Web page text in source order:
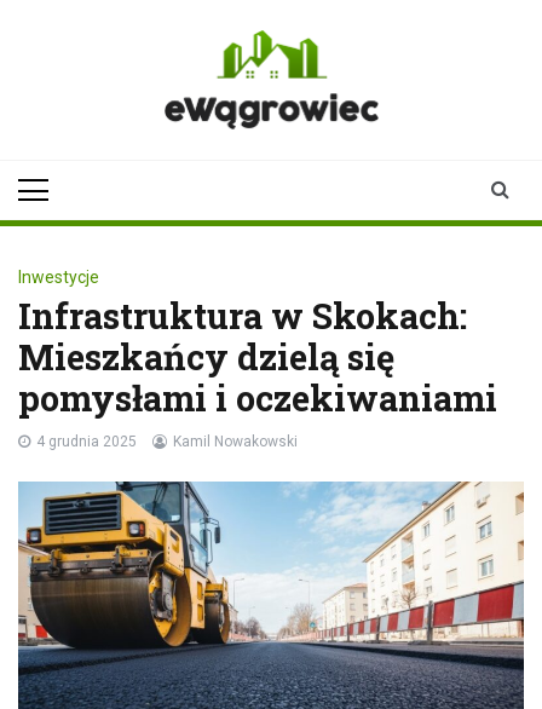
Inwestycje
Infrastruktura w Skokach:
Mieszkańcy dzielą się
pomysłami i oczekiwaniami
4 grudnia 2025 Kamil Nowakowski